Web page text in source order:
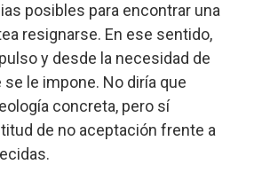
posibles para encontrar una
resignarse. En ese sentido,
y desde la necesidad de
le impone. No diría que
concreta, pero sí
de no aceptación frente a